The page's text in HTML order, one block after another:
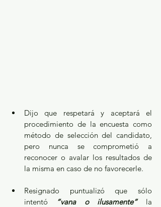
Dijo que respetará y aceptará el
procedimiento de la encuesta como
método de selección del candidato,
pero nunca se comprometió a
reconocer o avalar los resultados de
la misma en caso de no favorecerle.
Resignado puntualizó que sólo
intentó
“vana o ilusamente” la